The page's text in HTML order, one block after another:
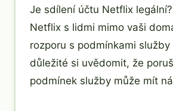
Je sdílení účtu Netflix
Netflix s lidmi mimo vaši
rozporu s podmínkami
důležité si uvědomit, že
podmínek služby může mít